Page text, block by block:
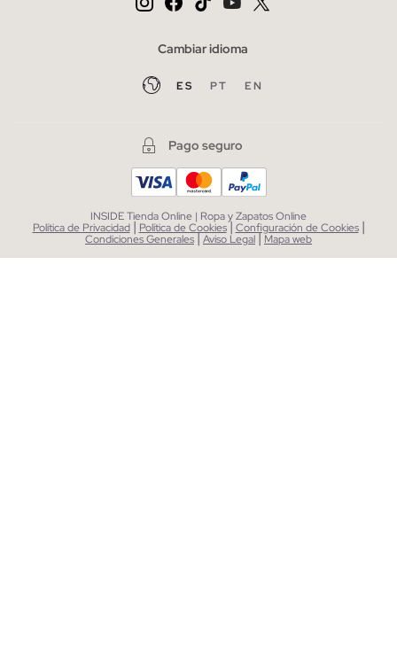
Cambiar idioma
ES PT EN
Pago seguro
INSIDE Tienda Online | Ropa y Zapatos Online
Política de Privacidad | Política de Cookies| Configuración de Cookies |
Condiciones Generales|Aviso Legal| Mapa web